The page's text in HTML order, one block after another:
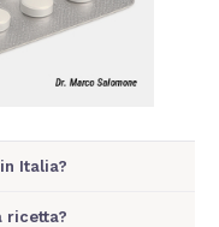
Italia?
ricetta?